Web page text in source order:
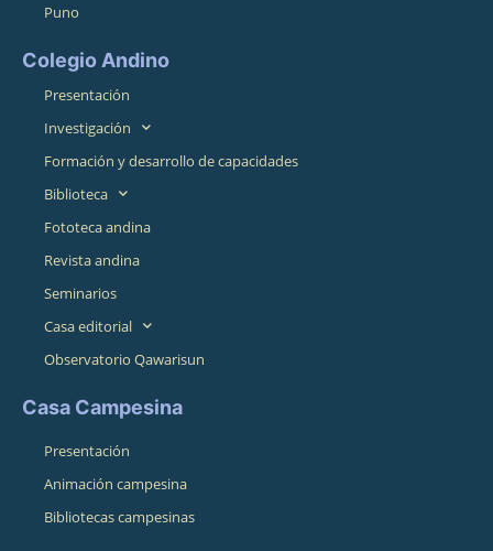
Puno
Colegio Andino
Presentación
Investigación
Formación y desarrollo de capacidades
Biblioteca
Fototeca andina
Revista andina
Seminarios
Casa editorial
Observatorio Qawarisun
Casa Campesina
Presentación
Animación campesina
Bibliotecas campesinas